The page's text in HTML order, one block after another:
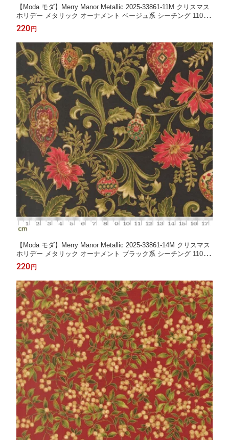
【Moda モダ】Merry Manor Metallic 2025-33861-11M クリスマス
ホリデー メタリック オーナメント ベージュ系 シーチング 110cm
幅 パッチワーク ハンドメイド【10cm単位販売】 (3A-05-1)
220 円
【Moda モダ】Merry Manor Metallic 2025-33861-14M クリスマス
ホリデー メタリック オーナメント ブラック系 シーチング 110cm
幅 パッチワーク ハンドメイド【10cm単位販売】 (3A-05-1)
220 円